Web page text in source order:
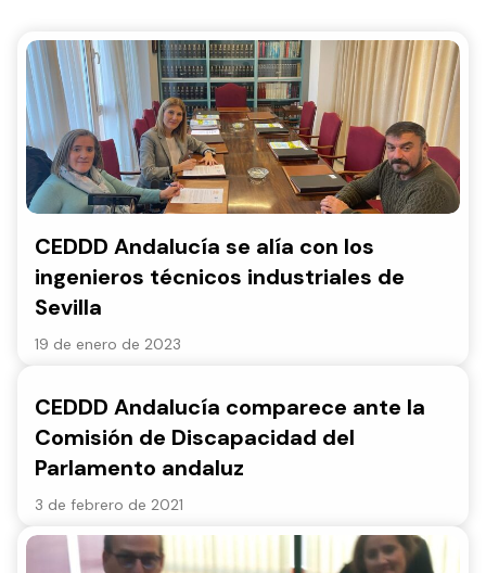
CEDDD Andalucía se alía con los
ingenieros técnicos industriales de
Sevilla
19 de enero de 2023
CEDDD Andalucía comparece ante la
Comisión de Discapacidad del
Parlamento andaluz
3 de febrero de 2021